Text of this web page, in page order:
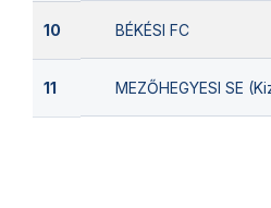
10 BÉKÉSI FC
11 MEZŐHEGYESI SE